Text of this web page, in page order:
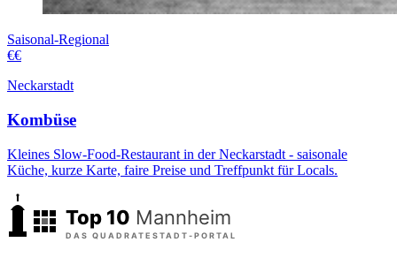
Saisonal-Regional
€€
Neckarstadt
Kombüse
Kleines Slow-Food-Restaurant in der Neckarstadt - saisonale
Küche, kurze Karte, faire Preise und Treffpunkt für Locals.